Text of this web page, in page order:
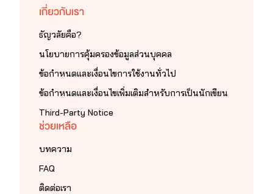
เกี่ยวกับเรา
ธัญวลัยคือ?
นโยบายการคุ้มครองข้อมูลส่วนบุคคล
ข้อกำหนดและเงื่อนไขการใช้งานทั่วไป
ข้อกำหนดและเงื่อนไขเพิ่มเติมสำหรับการเป็นนักเขียน
Third-Party Notice
ช่วยเหลือ
บทความ
FAQ
ติดต่อเรา